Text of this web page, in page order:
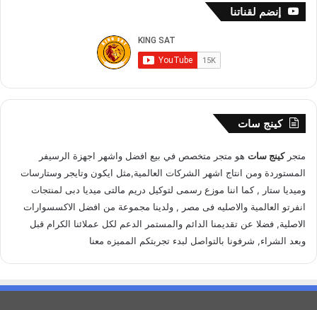
إنضم لقناتنا
كينج سات
متجركينج سات هو متجر متخصص في بيع افضل واشهر اجهزة الرسيفر
المستوردة ومن انتاج اشهر الشركات العالمية,مثل ايكون وتايجر وستارسات
وميديا ستار , كما اننا موزع رسمى لتوكيل دريم مالتى ميديا دبى لمنتجات
انفرتو العالمية والاصليه فى مصر , ولدينا مجموعة من افضل الاكسسوارات
الاصلية, فضلا عن تقديمنا الدائم والمستمر الدعم لكل عملائنا الكرام قبل
وبعد الشراء, شرفونا بالتواصل لبدء تجربتكم المميزه معنا